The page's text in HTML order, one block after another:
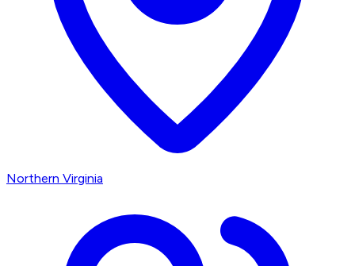
Northern Virginia